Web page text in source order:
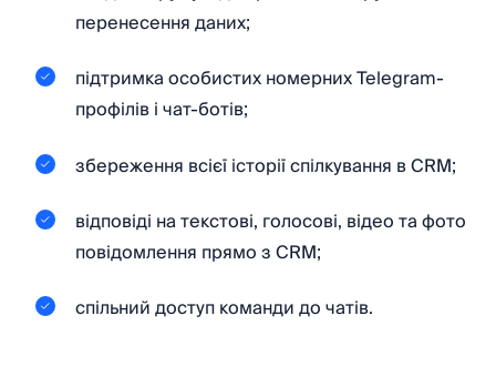
перенесення даних;
підтримка особистих номерних Telegram-
профілів і чат-ботів;
збереження всієї історії спілкування в CRM;
відповіді на текстові, голосові, відео та фото
повідомлення прямо з CRM;
спільний доступ команди до чатів.